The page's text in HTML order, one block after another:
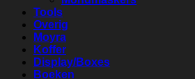
Tools
Overig
Moyra
Koffer
Display/Boxes
Boeken